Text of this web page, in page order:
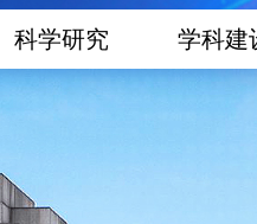
科学研究 学科建